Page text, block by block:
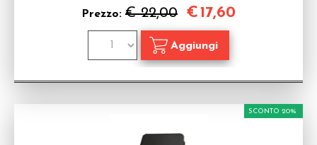
Prezzo: € 22,00 €17,60
SCONTO 20%